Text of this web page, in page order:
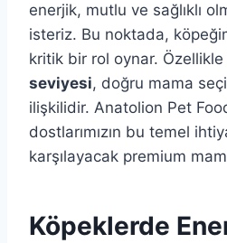
enerjik, mutlu ve sağlıklı
isteriz. Bu noktada,
kritik bir rol oynar. Özellikle
seviyesi, doğru mama
ilişkilidir. Anatolion Pet
dostlarımızın bu temel
karşılayacak premium
Köpeklerde